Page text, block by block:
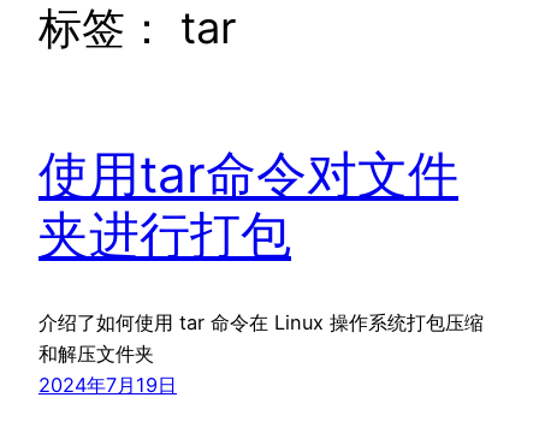
标签： tar
使用tar命令对文件
夹进行打包
介绍了如何使用 tar 命令在 Linux 操作系统打包压缩
和解压文件夹
2024年7月19日